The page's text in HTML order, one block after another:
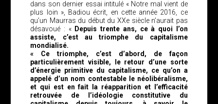
dans son dernier essai intitulé « Notre mal vient de
plus loin », Badiou écrit, en cette année 2016, ce
qu’un Maurras du début du XXe siècle n’aurait pas
désavoué : « Depuis trente ans, ce à quoi l’on
assiste, c’est au triomphe du capitalisme
mondialisé.
« Ce triomphe, c’est d’abord, de façon
particulièrement visible, le retour d’une sorte
d’énergie primitive du capitalisme, ce qu’on a
appelé d’un nom contestable le néolibéralisme,
et qui est en fait la réapparition et l’efficacité
retrouvée de l’idéologie constitutive du